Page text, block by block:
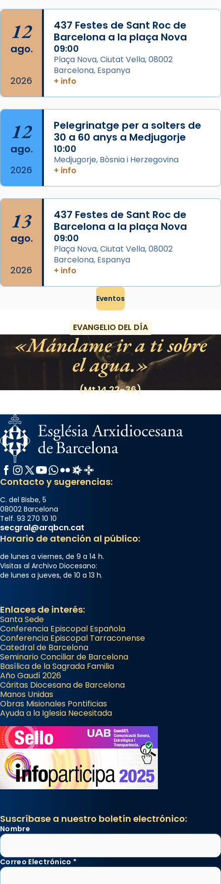
Acompanyant la història de sant Cugat, a
partir de l’Edat Mitjana sorgeix la tradició
que les santes Juliana (“relatiu a Júlia”) i
Semproniana (“relatiu a Semprònia =
eterna”) són deixebles seves. I l’any 1667, el
frare Joan Gaspar Roig, afirma en una obra
que les santes són filles de l’antiga Iluro.
Mataró en reivindicarà les relíq
Foto
View on Facebook ·
12
ago.
2026
437 Festes de Sant Roc de
Barcelona a la plaça Nova
09:00
Plaça Nova, Ciutat Vella, 08002
Barcelona, Espanya
+ info
12
ago.
2026
Pelegrinatge per a solters de
30 a 60 anys a Medjugorje
10:00
Medjugorje, Bòsnia i Herzegovina
+ info
13
ago.
2026
437 Festes de Sant Roc de
Barcelona a la plaça Nova
09:00
Plaça Nova, Ciutat Vella, 08002
Barcelona, Espanya
+ info
Eventos
EVANGELIO DEL DÍA
Mándame ir a ti sobre
el agua.
(Mt 14,22-36)
Facebook
Instagram
X / Twitter
YouTube
WhatsApp
FlickrRadio Estel
Catalunya Cristiana
Contacto y sugerencias:
C. del Bisbe, 5
08002 Barcelona
Telf. 93 270 10 10
secgral@arqbcn.cat
Horario de atención al público:
de lunes a viernes, de 9 a 14 h.
Visitas al Archivo Diocesano:
de lunes a jueves, de 10 a 13 h.
Enlaces de interés:
Santa Sede
Conferencia Episcopal Española
Conferencia Episcopal Tarraconense
Catedral de Barcelona
Seminario Conciliar de Barcelona
Basílica de la Sagrada Familia
Año Gaudí 2026
Cáritas Diocesana de Barcelona
Manos Unidas
Obras Misionales Pontificias
Ayuda a la Iglesia Necesitada
Suscríbase a nuestro boletín electrónico:
Nombre
Correo Electrónico *